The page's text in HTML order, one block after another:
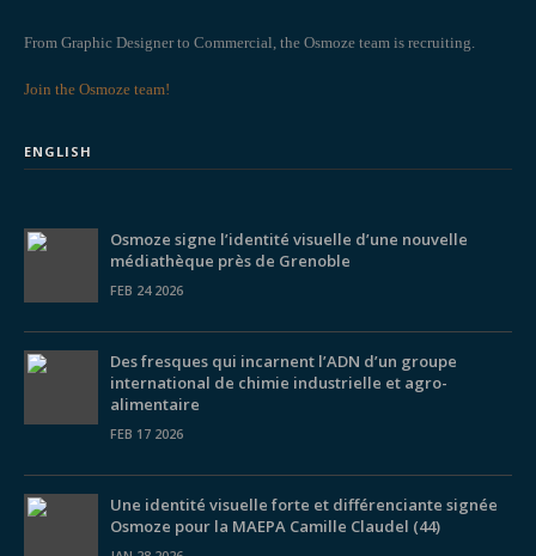
From Graphic Designer to Commercial, the Osmoze team is recruiting.
Join the Osmoze team!
ENGLISH
Osmoze signe l’identité visuelle d’une nouvelle
médiathèque près de Grenoble
FEB 24 2026
Des fresques qui incarnent l’ADN d’un groupe
international de chimie industrielle et agro-
alimentaire
FEB 17 2026
Une identité visuelle forte et différenciante signée
Osmoze pour la MAEPA Camille Claudel (44)